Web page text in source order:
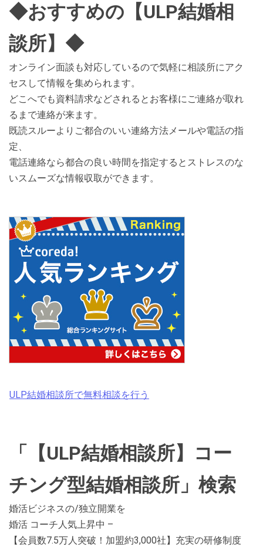
◆おすすめの【ULP結婚相
談所】◆
オンライン面談も対応しているので気軽に相談所にアク
セスして情報を集められます。
どこへでも資料請求などされるとお客様にご連絡が取れ
るまで連絡が来ます。
既読スルーよりご都合のいい連絡方法メールや電話の指
定、
電話連絡なら都合の良い時間を指定するとストレスのな
いスムーズな情報収取ができます。
ULP結婚相談所で無料相談を行う
「【ULP結婚相談所】コー
チング型結婚相談所」検索
婚活ビジネスの/独立開業を
婚活 コーチ人気上昇中 –
【会員数7.5万人突破！加盟約3,000社】充実の研修制度